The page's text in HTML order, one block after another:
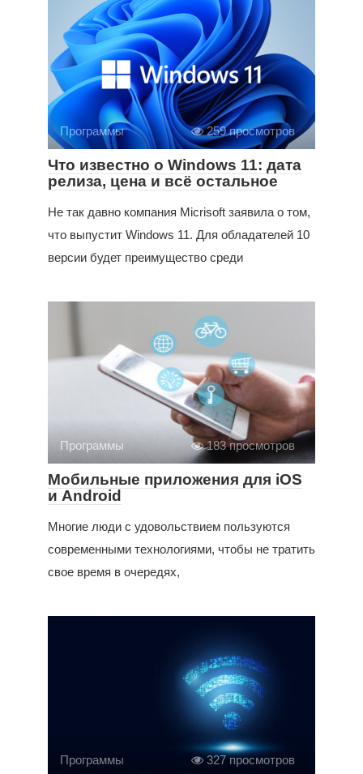
Программы 259 просмотров
Что известно о Windows 11: дата
релиза, цена и всё остальное
Не так давно компания Micrisoft заявила о том,
что выпустит Windows 11. Для обладателей 10
версии будет преимущество среди
Программы 183 просмотров
Мобильные приложения для iOS
и Android
Многие люди с удовольствием пользуются
современными технологиями, чтобы не тратить
свое время в очередях,
Программы 327 просмотров